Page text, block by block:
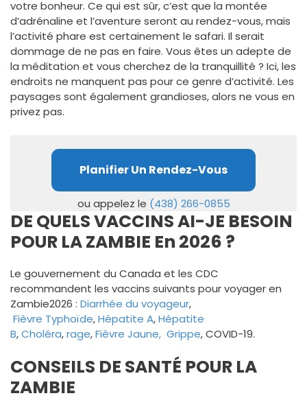
votre bonheur. Ce qui est sûr, c’est que la montée
d’adrénaline et l’aventure seront au rendez-vous, mais
l’activité phare est certainement le safari. Il serait
dommage de ne pas en faire. Vous êtes un adepte de
la méditation et vous cherchez de la tranquillité ? Ici, les
endroits ne manquent pas pour ce genre d’activité. Les
paysages sont également grandioses, alors ne vous en
privez pas.
Planifier Un Rendez-Vous
ou appelez le (438) 266-0855
DE QUELS VACCINS AI-JE BESOIN
POUR LA ZAMBIE En 2026 ?
Le gouvernement du Canada et les CDC
recommandent les vaccins suivants pour voyager en
Zambie2026 : Diarrhée du voyageur,
Fièvre Typhoïde,Hépatite A,Hépatite
B,Choléra,rage,Fièvre Jaune, Grippe, COVID-19.
CONSEILS DE SANTÉ POUR LA
ZAMBIE